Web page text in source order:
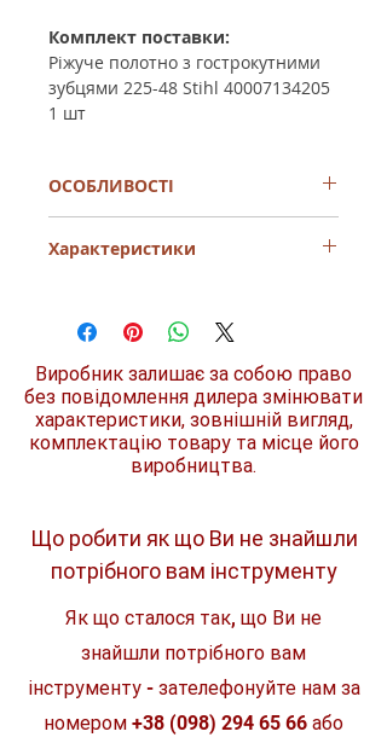
Комплект поставки:
Ріжуче полотно з гострокутними
зубцями 225-48 Stihl 40007134205
1 шт
ОСОБЛИВОСТІ
який використовується як змінний
тривалий термін служби та якісний
Для косіння густої трави, очерету,
пиляння чагарників, тонких
стовбурів дерев, корчування
Для вимогливих користувачів і
складних робіт по саду
44 ріжучих зубів
Характеристики
трави, очерету,
пиляння
чагарників,
тонких стовбурів
дерев,
корчування
Застосовується
FS 260, FS 310, FS
450 K, FS 450, FS
460, FS 490, FS
Кількість зубів 48
Діаметр 225 мм
Виробник залишає за собою право
без повідомлення дилера змінювати
характеристики, зовнішній вигляд,
комплектацію товару та місце його
виробництва.
Що робити як що Ви не знайшли
потрібного вам інструменту
Як що сталося так, що Ви не
знайшли потрібного вам
інструменту - зателефонуйте нам за
номером +38 (098) 294 65 66 або